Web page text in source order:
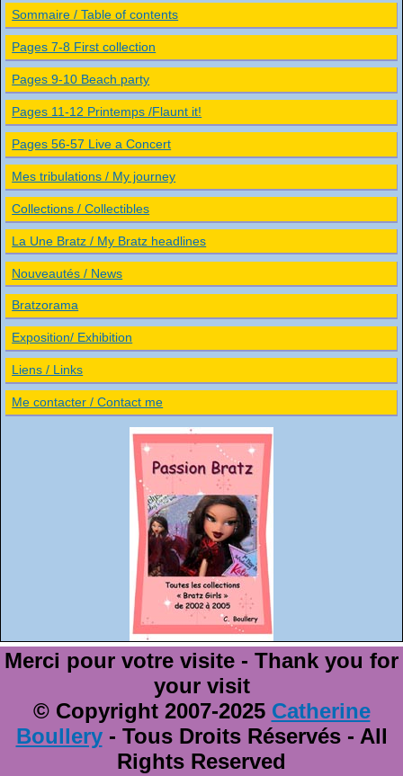
Sommaire / Table of contents
Pages 7-8 First collection
Pages 9-10 Beach party
Pages 11-12 Printemps /Flaunt it!
Pages 56-57 Live a Concert
Mes tribulations / My journey
Collections / Collectibles
La Une Bratz / My Bratz headlines
Nouveautés / News
Bratzorama
Exposition/ Exhibition
Liens / Links
Me contacter / Contact me
Merci pour votre visite - Thank you for
your visit
© Copyright 2007-2025 Catherine
Boullery- Tous Droits Réservés - All
Rights Reserved